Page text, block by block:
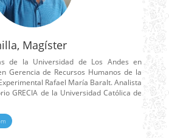
Magíster
de la Universidad de Los Andes en
Gerencia de Recursos Humanos de la
Rafael María Baralt. Analista
GRECIA de la Universidad Católica de